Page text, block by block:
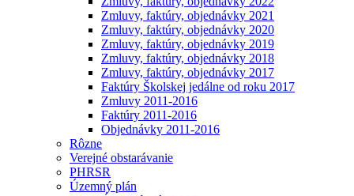
Zmluvy, faktúry, objednávky 2021
Zmluvy, faktúry, objednávky 2020
Zmluvy, faktúry, objednávky 2019
Zmluvy, faktúry, objednávky 2018
Zmluvy, faktúry, objednávky 2017
Faktúry Školskej jedálne od roku 2017
Zmluvy 2011-2016
Faktúry 2011-2016
Objednávky 2011-2016
Rôzne
Verejné obstarávanie
PHRSR
Územný plán